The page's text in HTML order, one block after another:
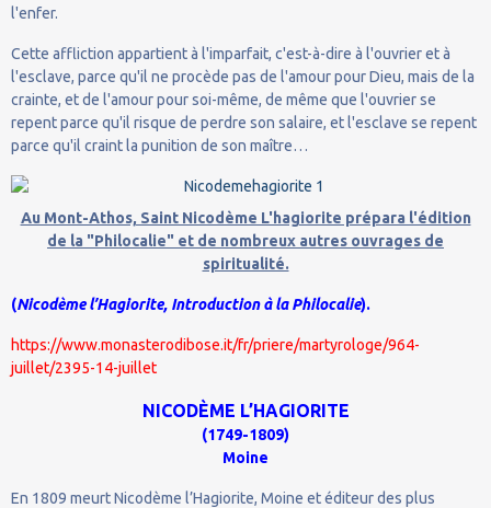
l'enfer.
Cette affliction appartient à l'imparfait, c'est-à-dire à l'ouvrier et à
l'esclave, parce qu'il ne procède pas de l'amour pour Dieu, mais de la
crainte, et de l'amour pour soi-même, de même que l'ouvrier se
repent parce qu'il risque de perdre son salaire, et l'esclave se repent
parce qu'il craint la punition de son maître…
Au Mont-Athos, Saint Nicodème L'hagiorite prépara l'édition
de la "Philocalie" et de nombreux autres ouvrages de
spiritualité.
(Nicodème l’Hagiorite, Introduction à la Philocalie).
https://www.monasterodibose.it/fr/priere/martyrologe/964-
juillet/2395-14-juillet
NICODÈME L’HAGIORITE
(1749-1809)
Moine
En 1809 meurt Nicodème l’Hagiorite, Moine et éditeur des plus